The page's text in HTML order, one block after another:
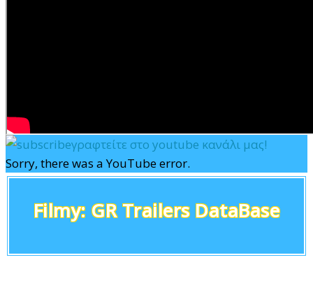
γραφτείτε στο youtube κανάλι μας!
Sorry, there was a YouTube error.
Filmy: GR Trailers DataBase